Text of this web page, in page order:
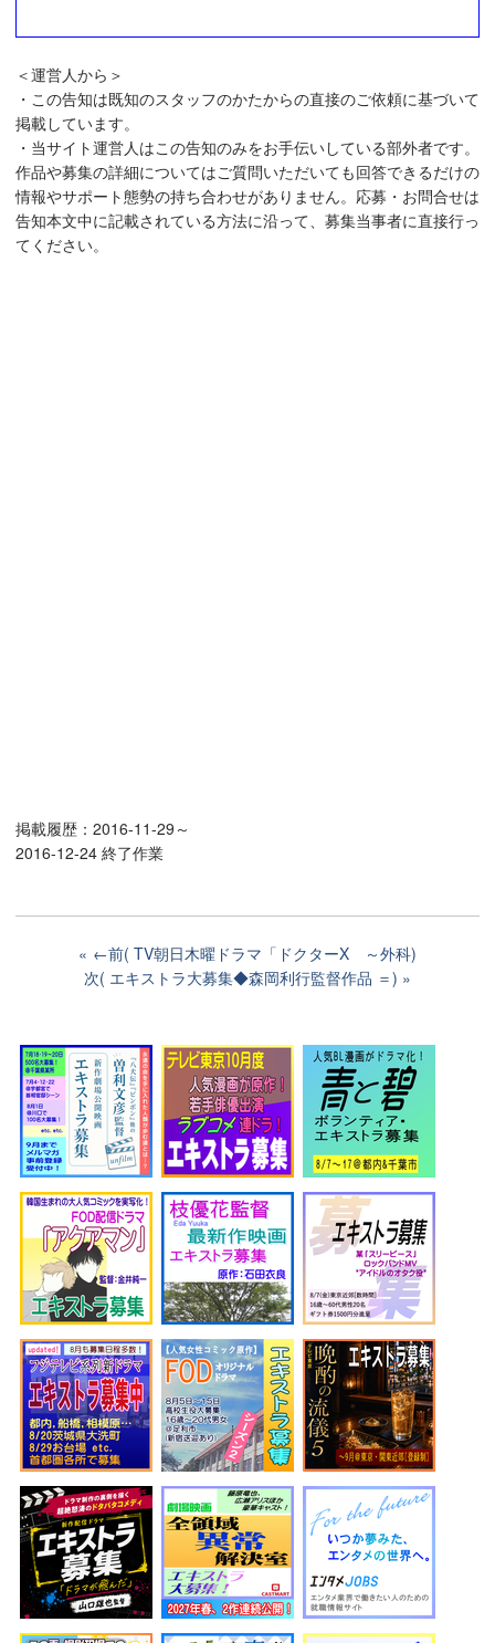
＜運営人から＞
・この告知は既知のスタッフのかたからの直接のご依頼に基づいて
掲載しています。
・当サイト運営人はこの告知のみをお手伝いしている部外者です。
作品や募集の詳細についてはご質問いただいても回答できるだけの
情報やサポート態勢の持ち合わせがありません。応募・お問合せは
告知本文中に記載されている方法に沿って、募集当事者に直接行っ
てください。
掲載履歴：2016-11-29～
2016-12-24 終了作業
←前( TV朝日木曜ドラマ「ドクターX ～外科)
次( エキストラ大募集◆森岡利行監督作品 ＝)